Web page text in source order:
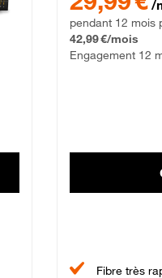
/
pendant 12 mois
42,99 €/mois
Engagement 12
Fibre très